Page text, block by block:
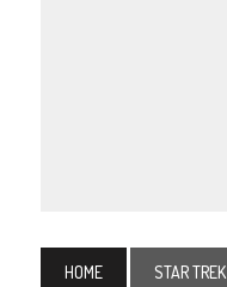
HOME STAR TREK